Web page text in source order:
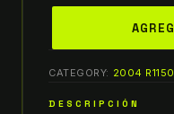
p
CIGÜEÑAL
CATEGORY: 2004
DESCRIPCIÓN